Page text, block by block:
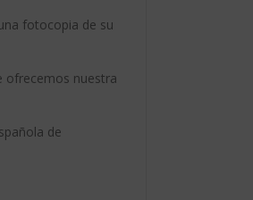
fotocopia de su
ofrecemos nuestra
de